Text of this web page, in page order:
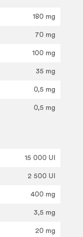
180 mg
70 mg
100 mg
35 mg
0,5 mg
0,5 mg
15 000 UI
2 500 UI
400 mg
3,5 mg
20 mg